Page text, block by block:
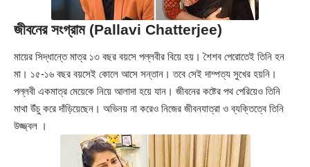
জীবনের সংগ্রাম (Pallavi Chatterjee)
মায়ের সিদ্ধান্তে মাত্র ১৩ বছর বয়সে পল্লবীর বিয়ে হয়। শৈশব পেরোতেই তিনি হন
মা। ১৫-১৬ বছর বয়সেই কোলে আসে সন্তান। তবে সেই দাম্পত্য সুখের হয়নি।
পল্লবী একমাত্র মেয়েকে নিয়ে আলাদা হয়ে যান। জীবনের কষ্টের পথ পেরিয়েও তিনি
মাথা উঁচু করে দাঁড়িয়েছেন। অভিনয় না করেও নিজের জীবনযাত্রা ও ব্যক্তিত্বে তিনি
উজ্জ্বল ।